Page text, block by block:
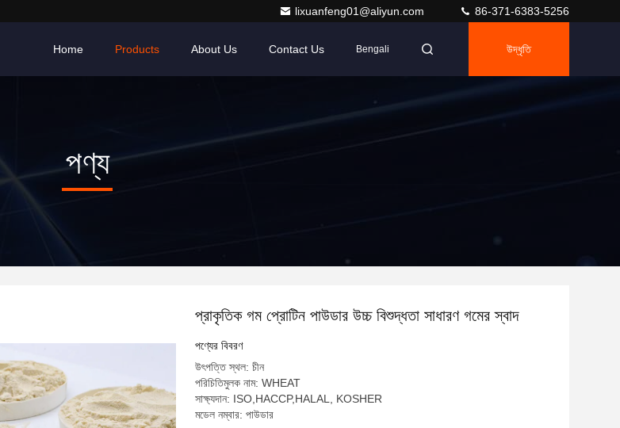
lixuanfeng01@aliyun.com 86-371-6383-5256
Home Products About Us Contact Us Bengali উদ্ধৃতি
পণ্য
প্রাকৃতিক গম প্রোটিন পাউডার উচ্চ বিশুদ্ধতা সাধারণ গমের স্বাদ
পণ্যের বিবরণ
উৎপত্তি স্থল: চীন
পরিচিতিমুলক নাম: WHEAT
সাক্ষ্যদান: ISO,HACCP,HALAL, KOSHER
মডেল নম্বার: পাউডার